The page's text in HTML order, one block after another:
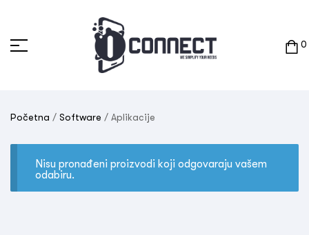
0
Početna / Software / Aplikacije
Nisu pronađeni proizvodi koji odgovaraju vašem
odabiru.